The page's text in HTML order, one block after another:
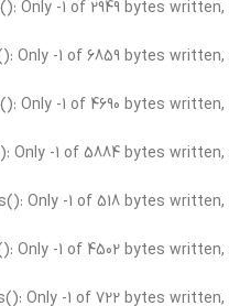
Only -1 of 2949 bytes
Only -1 of 6859 bytes
Only -1 of 4690 bytes
Only -1 of 5884 bytes
Only -1 of 518 bytes
Only -1 of 4502 bytes
Only -1 of 722 bytes